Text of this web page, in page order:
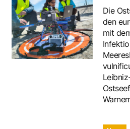
Die
den
mit